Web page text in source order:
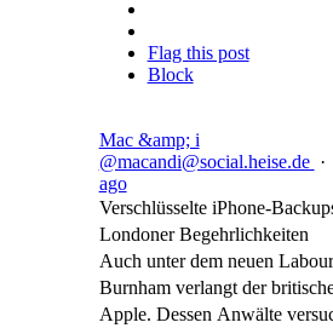
Flag this post
Block
Mac &amp; i
@macandi@social.heise.de ·
ago
Verschlüsselte iPhone-
Londoner Begehrlichkeiten
Auch unter dem neuen
Burnham verlangt der
Apple. Dessen Anwälte